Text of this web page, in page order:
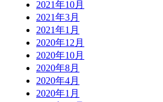
2021年10月
2021年3月
2021年1月
2020年12月
2020年10月
2020年8月
2020年4月
2020年1月